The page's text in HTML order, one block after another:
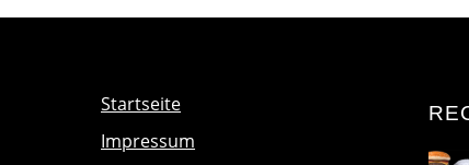
Startseite
Impressum